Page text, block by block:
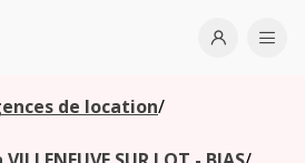
Open
de location/